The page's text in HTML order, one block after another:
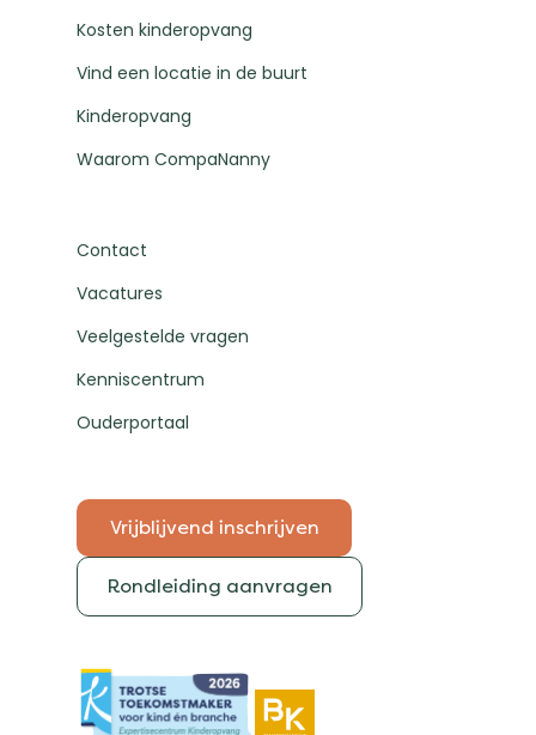
Kosten kinderopvang
Vind een locatie in de buurt
Kinderopvang
Waarom CompaNanny
Contact
Vacatures
Veelgestelde vragen
Kenniscentrum
Ouderportaal
Vrijblijvend inschrijven
Rondleiding aanvragen